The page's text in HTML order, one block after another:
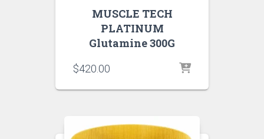
MUSCLE TECH
PLATINUM
Glutamine 300G
$420.00